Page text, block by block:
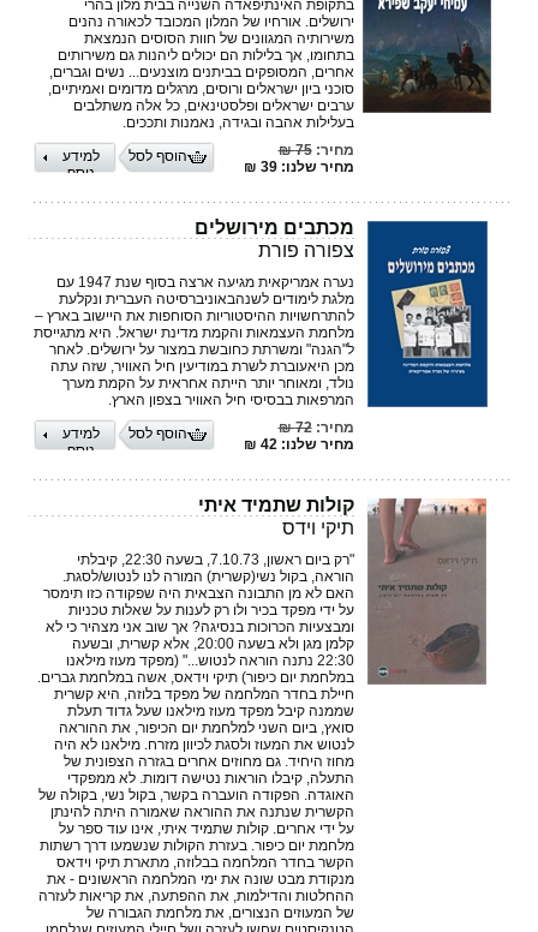
בתקופת האינתיפאדה השנייה בבית מלון בהרי
ירושלים. אורחיו של המלון המכובד לכאורה נהנים
משירותיה המגוונים של חוות הסוסים הנמצאת
בתחומו, אך בלילות הם יכולים ליהנות גם משירותים
אחרים, המסופקים בביתנים מוצנעים... נשים וגברים,
סוכני ביון ישראלים ורוסים, מרגלים מדומים ואמיתיים,
ערבים ישראלים ופלסטינאים, כל אלה משתלבים
בעלילות אהבה ובגידה, נאמנות ותככים.
מחיר:75 ₪
מחיר שלנו: 39 ₪
למידע
נוסף
הוסף לסל
מכתבים מירושלים
צפורה פורת
נערה אמריקאית מגיעה ארצה בסוף שנת 1947 עם
מלגת לימודים לשנהבאוניברסיטה העברית ונקלעת
להתרחשויות ההיסטוריות הסוחפות את היישוב בארץ –
מלחמת העצמאות והקמת מדינת ישראל. היא מתגייסת
ל"הגנה" ומשרתת כחובשת במצור על ירושלים. לאחר
מכן היאעוברת לשרת במודיעין חיל האוויר, שזה עתה
נולד, ומאוחר יותר הייתה אחראית על הקמת מערך
המרפאות בבסיסי חיל האוויר בצפון הארץ.
מחיר:72 ₪
מחיר שלנו: 42 ₪
למידע
נוסף
הוסף לסל
קולות שתמיד איתי
תיקי וידס
"רק ביום ראשון, 7.10.73, בשעה 22:30, קיבלתי
הוראה, בקול נשי(קשרית) המורה לנו לנטוש/לסגת.
האם לא מן התבונה הצבאית היה שפקודה כזו תימסר
על ידי מפקד בכיר ולו רק לענות על שאלות טכניות
ומבצעיות הכרוכות בנסיגה? אך שוב אני מצהיר כי לא
קלמן מגן ולא בשעה 20:00, אלא קשרית, ובשעה
22:30 נתנה הוראה לנטוש..." (מפקד מעוז מילאנו
במלחמת יום כיפור) תיקי וידאס, אשה במלחמת גברים.
חיילת בחדר המלחמה של מפקד בלוזה, היא קשרית
שממנה קיבל מפקד מעוז מילאנו שעל גדוד תעלת
סואץ, ביום השני למלחמת יום הכיפור, את ההוראה
לנטוש את המעוז ולסגת לכיוון מזרח. מילאנו לא היה
מחוז היחיד. גם מחוזים אחרים בגזרה הצפונית של
התעלה, קיבלו הוראות נטישה דומות. לא ממפקדי
האוגדה. הפקודה הועברה בקשר, בקול נשי, בקולה של
הקשרית שנתנה את ההוראה שאמורה היתה להינתן
על ידי אחרים. קולות שתמיד איתי, אינו עוד ספר על
מלחמת יום כיפור. בעזרת הקולות שנשמעו דרך רשתות
הקשר בחדר המלחמה בבלוזה, מתארת תיקי וידאס
מנקודת מבט שונה את ימי המלחמה הראשונים - את
ההחלטות והדילמות, את ההפתעה, את קריאות לעזרה
של המעוזים הנצורים, את מלחמת הגבורה של